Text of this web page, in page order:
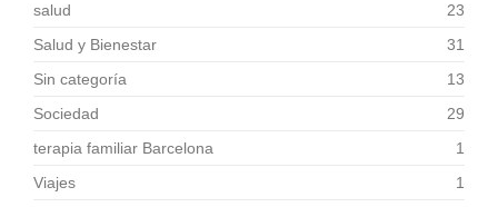
salud
23
Salud y Bienestar
31
Sin categoría
13
Sociedad
29
terapia familiar Barcelona
1
Viajes
1